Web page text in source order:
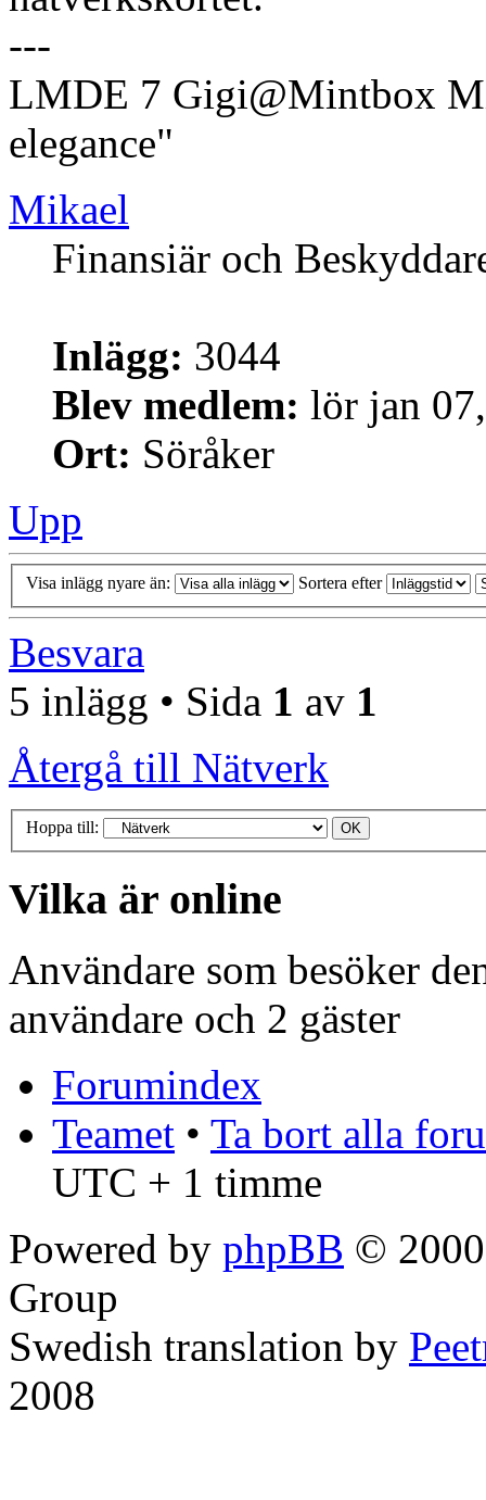
---
LMDE 7 Gigi@Mintbox
elegance"
Mikael
Finansiär och
Inlägg: 3044
Blev medlem: lör jan
Ort: Söråker
Upp
Visa inlägg nyare än: Sortera efter
Besvara
5 inlägg • Sida 1 av 1
Återgå till Nätverk
Hoppa till:
Vilka är online
Användare som besöker
användare och 2 gäster
Forumindex
Teamet • Ta bort alla
UTC + 1 timme
Powered by phpBB ©
Group
Swedish translation by
2008